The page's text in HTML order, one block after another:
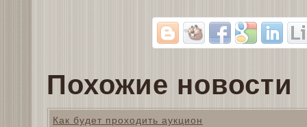
Похожие новости
Как будет проходить аукцион